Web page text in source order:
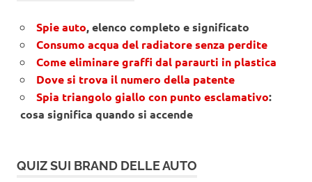
Spie auto, elenco completo e significato
Consumo acqua del radiatore senza perdite
Come eliminare graffi dal paraurti in plastica
Dove si trova il numero della patente
Spia triangolo giallo con punto esclamativo:
cosa significa quando si accende
QUIZ SUI BRAND DELLE AUTO